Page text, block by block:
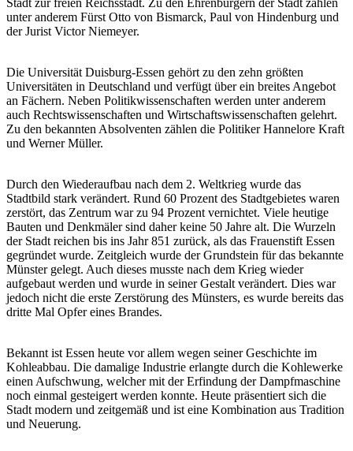
Stadt zur freien Reichsstadt. Zu den Ehrenbürgern der Stadt zählen
unter anderem Fürst Otto von Bismarck, Paul von Hindenburg und
der Jurist Victor Niemeyer.
Die Universität Duisburg-Essen gehört zu den zehn größten
Universitäten in Deutschland und verfügt über ein breites Angebot
an Fächern. Neben Politikwissenschaften werden unter anderem
auch Rechtswissenschaften und Wirtschaftswissenschaften gelehrt.
Zu den bekannten Absolventen zählen die Politiker Hannelore Kraft
und Werner Müller.
Durch den Wiederaufbau nach dem 2. Weltkrieg wurde das
Stadtbild stark verändert. Rund 60 Prozent des Stadtgebietes waren
zerstört, das Zentrum war zu 94 Prozent vernichtet. Viele heutige
Bauten und Denkmäler sind daher keine 50 Jahre alt. Die Wurzeln
der Stadt reichen bis ins Jahr 851 zurück, als das Frauenstift Essen
gegründet wurde. Zeitgleich wurde der Grundstein für das bekannte
Münster gelegt. Auch dieses musste nach dem Krieg wieder
aufgebaut werden und wurde in seiner Gestalt verändert. Dies war
jedoch nicht die erste Zerstörung des Münsters, es wurde bereits das
dritte Mal Opfer eines Brandes.
Bekannt ist Essen heute vor allem wegen seiner Geschichte im
Kohleabbau. Die damalige Industrie erlangte durch die Kohlewerke
einen Aufschwung, welcher mit der Erfindung der Dampfmaschine
noch einmal gesteigert werden konnte. Heute präsentiert sich die
Stadt modern und zeitgemäß und ist eine Kombination aus Tradition
und Neuerung.